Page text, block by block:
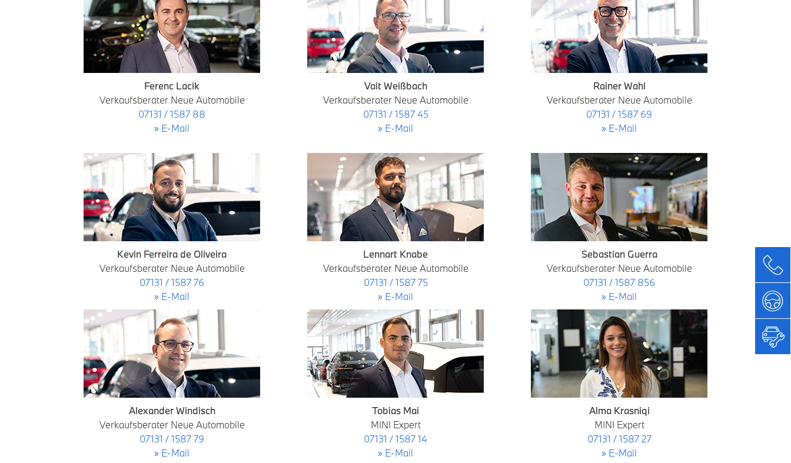
Ferenc Lacik
Verkaufsberater Neue Automobile
07131 / 1587 88
» E-Mail
Vait Weißbach
Verkaufsberater Neue Automobile
07131 / 1587 45
» E-Mail
Rainer Wahl
Verkaufsberater Neue Automobile
07131 / 1587 69
» E-Mail
Kevin Ferreira de Oliveira
Verkaufsberater Neue Automobile
07131 / 1587 76
» E-Mail
Alexander Windisch
Verkaufsberater Neue Automobile
07131 / 1587 79
» E-Mail
Lennart Knabe
Verkaufsberater Neue Automobile
07131 / 1587 75
» E-Mail
Tobias Mai
MINI Expert
07131 / 1587 14
» E-Mail
Sebastian Guerra
Verkaufsberater Neue Automobile
07131 / 1587 856
» E-Mail
Alma Krasniqi
MINI Expert
07131 / 1587 27
» E-Mail